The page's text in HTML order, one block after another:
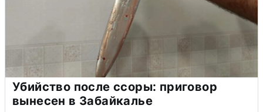
Убийство после ссоры: приговор
вынесен в Забайкалье